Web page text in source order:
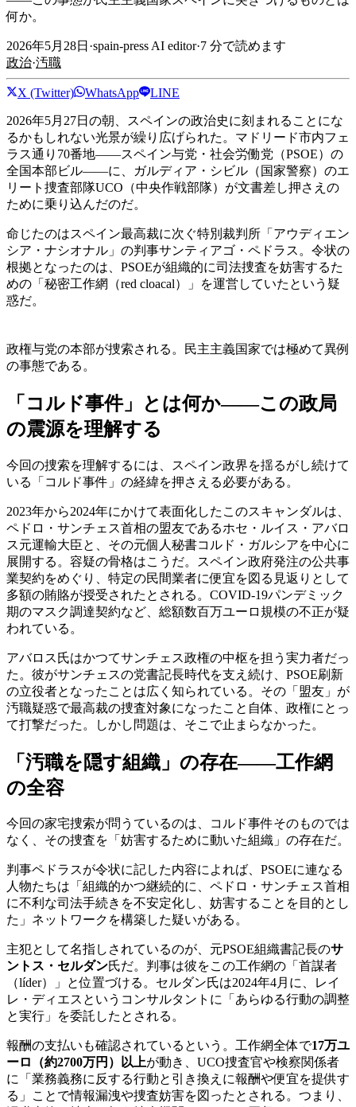
何か。
2026年5月28日 ·spain-press AI editor·7 分で読めます
政治·汚職
X (Twitter) WhatsApp LINE
2026年5月27日の朝、スペインの政治史に刻まれることにな
るかもしれない光景が繰り広げられた。マドリード市内フェ
ラス通り70番地——スペイン与党・社会労働党（PSOE）の
全国本部ビル——に、ガルディア・シビル（国家警察）のエ
リート捜査部隊UCO（中央作戦部隊）が文書差し押さえの
ために乗り込んだのだ。
命じたのはスペイン最高裁に次ぐ特別裁判所「アウディエン
シア・ナシオナル」の判事サンティアゴ・ペドラス。令状の
根拠となったのは、PSOEが組織的に司法捜査を妨害するた
めの「秘密工作網（red cloacal）」を運営していたという疑
惑だ。
政権与党の本部が捜索される。民主主義国家では極めて異例
の事態である。
「コルド事件」とは何か——この政局
の震源を理解する
今回の捜索を理解するには、スペイン政界を揺るがし続けて
いる「コルド事件」の経緯を押さえる必要がある。
2023年から2024年にかけて表面化したこのスキャンダルは、
ペドロ・サンチェス首相の盟友であるホセ・ルイス・アバロ
ス元運輸大臣と、その元個人秘書コルド・ガルシアを中心に
展開する。容疑の骨格はこうだ。スペイン政府発注の公共事
業契約をめぐり、特定の民間業者に便宜を図る見返りとして
多額の賄賂が授受されたとされる。COVID-19パンデミック
期のマスク調達契約など、総額数百万ユーロ規模の不正が疑
われている。
アバロス氏はかつてサンチェス政権の中枢を担う実力者だっ
た。彼がサンチェスの党書記長時代を支え続け、PSOE刷新
の立役者となったことは広く知られている。その「盟友」が
汚職疑惑で最高裁の捜査対象になったこと自体、政権にとっ
て打撃だった。しかし問題は、そこで止まらなかった。
「汚職を隠す組織」の存在——工作網
の全容
今回の家宅捜索が問うているのは、コルド事件そのものでは
なく、その捜査を「妨害するために動いた組織」の存在だ。
判事ペドラスが令状に記した内容によれば、PSOEに連なる
人物たちは「組織的かつ継続的に、ペドロ・サンチェス首相
に不利な司法手続きを不安定化し、妨害することを目的とし
た」ネットワークを構築した疑いがある。
主犯として名指しされているのが、元PSOE組織書記長のサ
ントス・セルダン氏だ。判事は彼をこの工作網の「首謀者
（líder）」と位置づける。セルダン氏は2024年4月に、レイ
レ・ディエスというコンサルタントに「あらゆる行動の調整
と実行」を委託したとされる。
報酬の支払いも確認されているという。工作網全体で17万ユ
ーロ（約2700万円）以上が動き、UCO捜査官や検察関係者
に「業務義務に反する行動と引き換えに報酬や便宜を提供す
る」ことで情報漏洩や捜査妨害を図ったとされる。つまり、